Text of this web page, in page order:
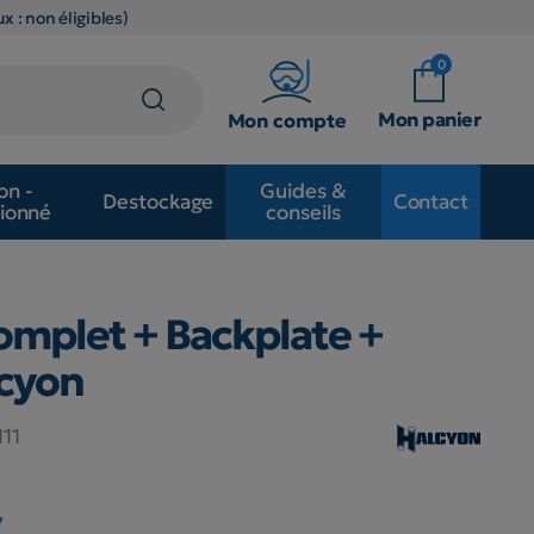
: non éligibles)
Mon compte
0
Mon panier
-
Destockage
Guides &
conseils
Contact
+ Backplate +